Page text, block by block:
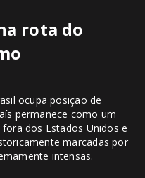
rota do
ocupa posição de
permanece como um
dos Estados Unidos e
marcadas por
intensas.